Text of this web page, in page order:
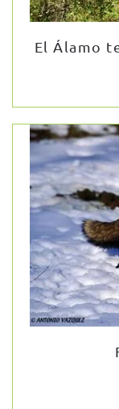
El Álamo